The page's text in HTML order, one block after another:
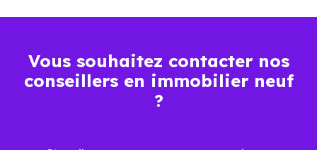
Ce fonctionnement est particulièrement adapté si vous
Vous souhaitez contacter nos
conseillers en immobilier neuf
?